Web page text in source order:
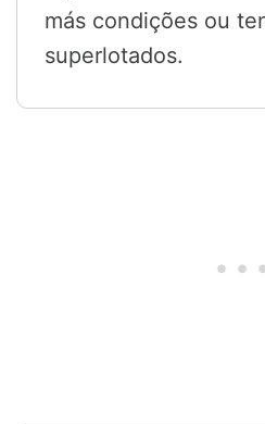
más condições ou
superlotados.